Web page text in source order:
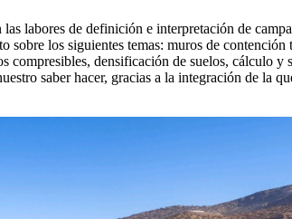
las labores de definición e interpretación de
los siguientes temas: muros de
compresibles, densificación de suelos, cálculo
saber hacer, gracias a la integración de la